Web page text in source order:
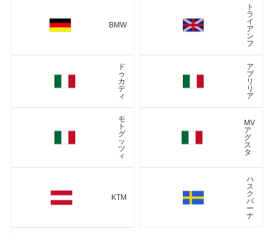
BMW
ト
ラ
イ
ア
ン
フ
ド
ゥ
カ
テ
ィ
ア
プ
リ
リ
ア
モ
ト
グ
ッ
ツ
ィ
MV
ア
グ
ス
タ
KTM
ハ
ス
ク
バ
ー
ナ